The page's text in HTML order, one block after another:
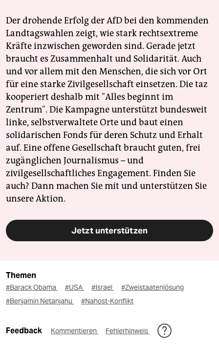
Der drohende Erfolg der AfD bei den kommenden
Landtagswahlen zeigt, wie stark rechtsextreme
Kräfte inzwischen geworden sind. Gerade jetzt
braucht es Zusammenhalt und Solidarität. Auch
und vor allem mit den Menschen, die sich vor Ort
für eine starke Zivilgesellschaft einsetzen. Die taz
kooperiert deshalb mit "Alles beginnt im
Zentrum". Die Kampagne unterstützt bundesweit
linke, selbstverwaltete Orte und baut einen
solidarischen Fonds für deren Schutz und Erhalt
auf. Eine offene Gesellschaft braucht guten, frei
zugänglichen Journalismus – und
zivilgesellschaftliches Engagement. Finden Sie
auch? Dann machen Sie mit und unterstützen Sie
unsere Aktion.
Jetzt unterstützen
Themen
#Barack Obama #USA #Israel
#Zweistaatenlösung
#Benjamin Netanjahu
#Nahost-Konflikt
Feedback Kommentieren Fehlerhinweis